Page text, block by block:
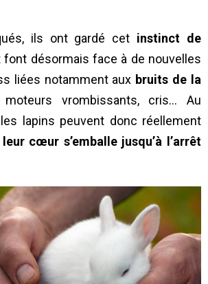
ils ont gardé cet instinct de
font désormais face à de nouvelles
liées notamment aux bruits de la
vrombissants, cris… Au
lapins peuvent donc réellement
leur cœur s’emballe jusqu’à l’arrêt